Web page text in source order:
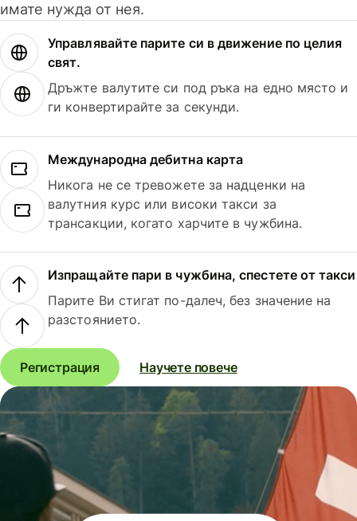
имате нужда от нея.
Управлявайте парите си в движение по целия
свят.
Дръжте валутите си под ръка на едно място и
ги конвертирайте за секунди.
Международна дебитна карта
Никога не се тревожете за надценки на
валутния курс или високи такси за
трансакции, когато харчите в чужбина.
Изпращайте пари в чужбина, спестете от такси
Парите Ви стигат по-далеч, без значение на
разстоянието.
Регистрация Научете повече